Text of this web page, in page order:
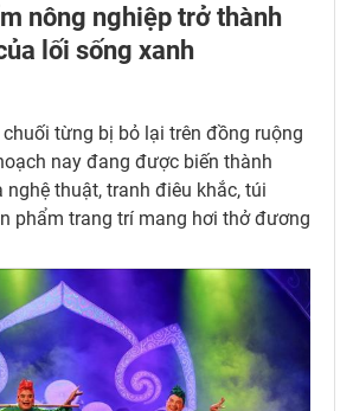
nông nghiệp trở thành
lối sống xanh
từng bị bỏ lại trên đồng ruộng
nay đang được biến thành
nghệ thuật, tranh điêu khắc, túi
phẩm trang trí mang hơi thở đương
người tạo ra nó còn đang kể câu
xanh, gìn giữ bản sắc Việt và lan
tạo bền vững.